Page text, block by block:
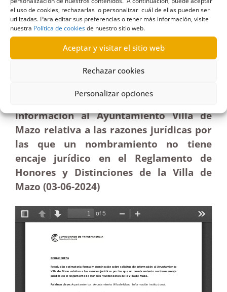
el uso de cookies, rechazarlas o personalizar cuál de ellas pueden ser
utilizadas. Para editar sus preferencias o tener más información, visite
nuestra Política de cookiesde nuestro sitio web.
Aceptar y visitar el sitio web
Rechazar cookies
Personalizar opciones
Solicitud de información al Ayuntamiento de Mazo
sobre un nombramiento sin encaje en el
Reglamento de Honores y Distinciones de la
Villa|Estimatoria
Resolución estimatoria formal y
terminación sobre solicitud de
información al Ayuntamiento Villa de
Mazo relativa a las razones jurídicas por
las que un nombramiento no tiene
encaje jurídico en el Reglamento de
Honores y Distinciones de la Villa de
Mazo (03-06-2024)